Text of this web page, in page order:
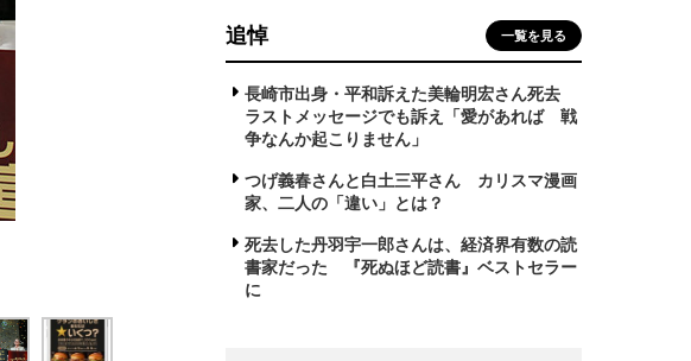
追悼 一覧を見る
長崎市出身・平和訴えた美輪明宏さん死去
ラストメッセージでも訴え「愛があれば 戦
争なんか起こりません」
つげ義春さんと白土三平さん カリスマ漫画
家、二人の「違い」とは？
死去した丹羽宇一郎さんは、経済界有数の読
書家だった 『死ぬほど読書』ベストセラー
に